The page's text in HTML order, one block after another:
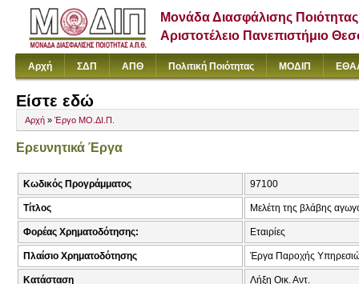
Μονάδα Διασφάλισης Ποιότητας
Αριστοτέλειο Πανεπιστήμιο
Αρχή ΣΔΠ ΑΠΘ Πολιτική Ποιότητας ΜΟΔΙΠ
Είστε εδώ
Αρχή » Έργο ΜΟ.ΔΙ.Π.
Ερευνητικά Έργα
Κωδικός Προγράμματος 97100
Τίτλος Μελέτη της βλάβης
Φορέας Χρηματοδότησης: Εταιρίες
Πλαίσιο Χρηματοδότησης Έργα Παροχής
Κατάσταση Λήξη Οικ. Αντ.